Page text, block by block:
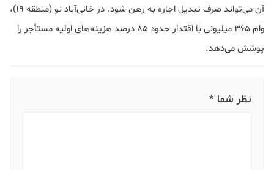
آن می‌تواند صرف تبدیل اجاره به رهن شود. در خانی‌آباد نو (منطقه ۱۹)،
وام ۳۶۵ میلیونی با اقتدار حدود ۸۵ درصد هزینه‌های اولیه مستأجر را
پوشش می‌دهد.
نظر شما *